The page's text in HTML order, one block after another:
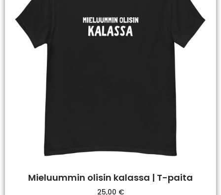
Mieluummin olisin kalassa | T-paita
25,00 €